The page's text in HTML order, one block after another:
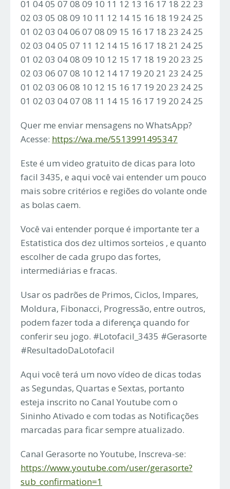
01 04 05 07 08 09 10 11 12 13 16 17 18 22 23
02 03 05 08 09 10 11 12 14 15 16 18 19 24 25
01 02 03 04 06 07 08 09 15 16 17 18 23 24 25
02 03 04 05 07 11 12 14 15 16 17 18 21 24 25
01 02 03 04 08 09 10 12 15 17 18 19 20 23 25
02 03 06 07 08 10 12 14 17 19 20 21 23 24 25
01 02 03 06 08 10 12 15 16 17 19 20 23 24 25
01 02 03 04 07 08 11 14 15 16 17 19 20 24 25
Quer me enviar mensagens no WhatsApp?
Acesse: https://wa.me/5513991495347
Este é um video gratuito de dicas para loto
facil 3435, e aqui você vai entender um pouco
mais sobre critérios e regiões do volante onde
as bolas caem.
Você vai entender porque é importante ter a
Estatistica dos dez ultimos sorteios , e quanto
escolher de cada grupo das fortes,
intermediárias e fracas.
Usar os padrões de Primos, Ciclos, Impares,
Moldura, Fibonacci, Progressão, entre outros,
podem fazer toda a diferença quando for
conferir seu jogo. #Lotofacil_3435 #Gerasorte
#ResultadoDaLotofacil
Aqui você terá um novo vídeo de dicas todas
as Segundas, Quartas e Sextas, portanto
esteja inscrito no Canal Youtube com o
Sininho Ativado e com todas as Notificações
marcadas para ficar sempre atualizado.
Canal Gerasorte no Youtube, Inscreva-se:
https://www.youtube.com/user/gerasorte?
sub_confirmation=1